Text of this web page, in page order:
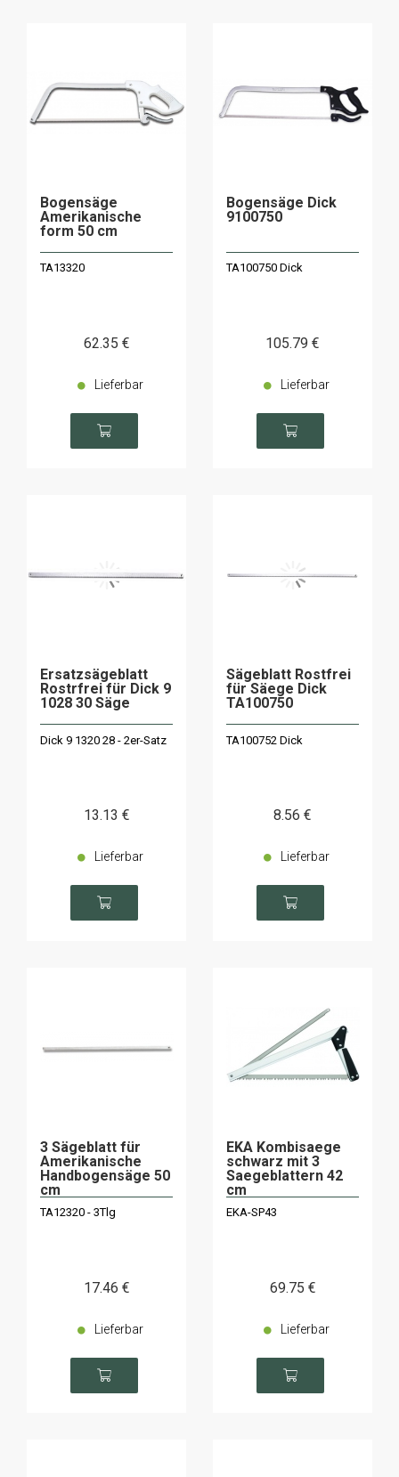
Bogensäge
Amerikanische
form 50 cm
TA13320
62.35 €
Lieferbar
Bogensäge Dick
9100750
TA100750 Dick
105.79 €
Lieferbar
Ersatzsägeblatt
Rostrfrei für Dick 9
1028 30 Säge
Dick 9 1320 28 - 2er-Satz
13.13 €
Lieferbar
Sägeblatt Rostfrei
für Säege Dick
TA100750
TA100752 Dick
8.56 €
Lieferbar
3 Sägeblatt für
Amerikanische
Handbogensäge 50
cm
TA12320 - 3Tlg
17.46 €
Lieferbar
EKA Kombisaege
schwarz mit 3
Saegeblattern 42
cm
EKA-SP43
69.75 €
Lieferbar